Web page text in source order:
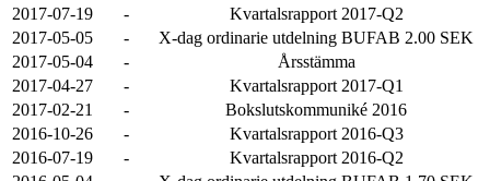
2017-07-19
-
Kvartalsrapport 2017-Q2
2017-05-05
-
X-dag ordinarie utdelning BUFAB 2.00 SEK
2017-05-04
-
Årsstämma
2017-04-27
-
Kvartalsrapport 2017-Q1
2017-02-21
-
Bokslutskommuniké 2016
2016-10-26
-
Kvartalsrapport 2016-Q3
2016-07-19
-
Kvartalsrapport 2016-Q2